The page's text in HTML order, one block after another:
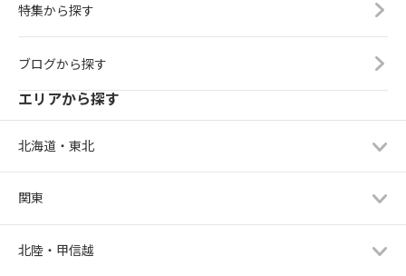
特集から探す
ブログから探す
エリアから探す
北海道・東北
関東
北陸・甲信越